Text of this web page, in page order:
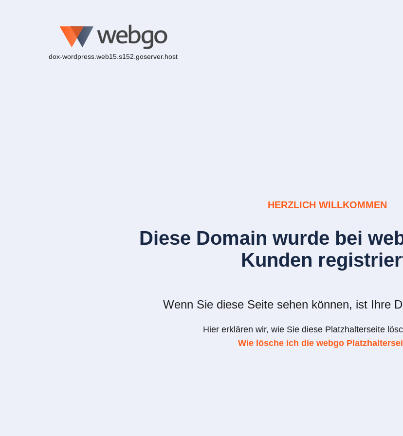
dox-wordpress.web15.s152.goserver.host
HERZLICH WILLKOMMEN
Diese Domain wurde bei
Kunden
Wenn Sie diese Seite sehen können, ist Ihre
Hier erklären wir, wie Sie diese Platzhalterseite
Wie lösche ich die webgo